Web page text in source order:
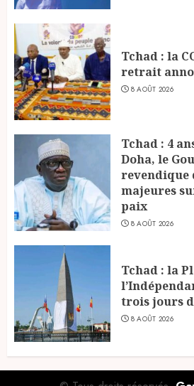
Tchad : la
retrait
8 AOÛT 2026
Tchad : 4
Doha, le
revendique
majeures
paix
8 AOÛT 2026
Tchad : la
trois jours
8 AOÛT 2026